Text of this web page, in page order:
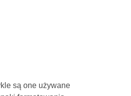
są one używane